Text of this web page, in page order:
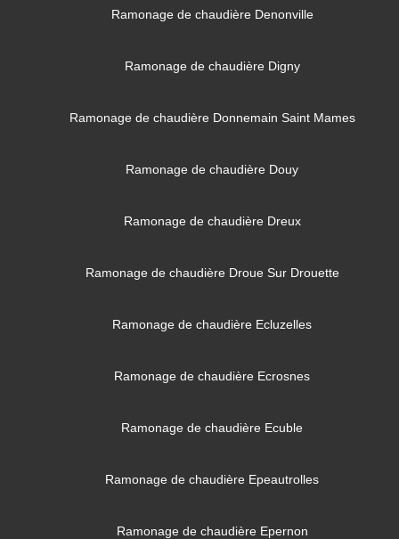
Ramonage de chaudière Denonville
Ramonage de chaudière Digny
Ramonage de chaudière Donnemain Saint Mames
Ramonage de chaudière Douy
Ramonage de chaudière Dreux
Ramonage de chaudière Droue Sur Drouette
Ramonage de chaudière Ecluzelles
Ramonage de chaudière Ecrosnes
Ramonage de chaudière Ecuble
Ramonage de chaudière Epeautrolles
Ramonage de chaudière Epernon